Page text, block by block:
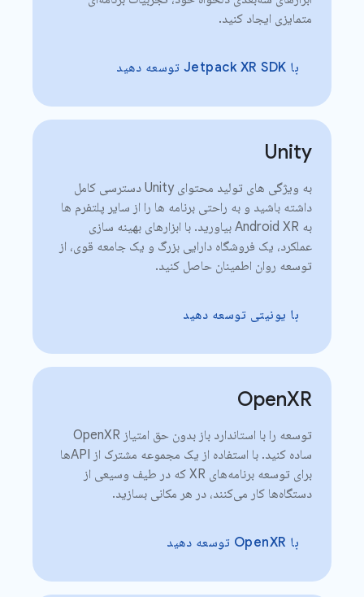
متمایزی ایجاد کنید.
با Jetpack XR SDK توسعه دهید
Unity
به ویژگی های تولید محتوای Unity دسترسی کامل
داشته باشید و به راحتی برنامه ها را از سایر پلتفرم ها
به Android XR بیاورید. با ابزارهای بهینه سازی
عملکرد، یک فروشگاه دارایی بزرگ و یک جامعه قوی، از
توسعه روان اطمینان حاصل کنید.
با یونیتی توسعه دهید
OpenXR
توسعه را با استاندارد باز بدون حق امتیاز OpenXR
ساده کنید. با استفاده از یک مجموعه مشترک از APIها
برای توسعه برنامه‌های XR که در طیف وسیعی از
دستگاه‌ها کار می‌کنند، در هر مکانی بسازید.
با OpenXR توسعه دهید